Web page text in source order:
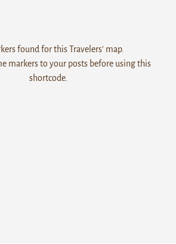
found for this Travelers' map.
markers to your posts before using this
shortcode.